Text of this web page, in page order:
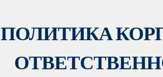
ПОЛИТИКА